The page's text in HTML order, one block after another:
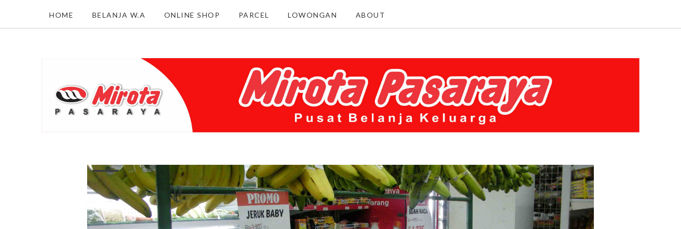
HOME BELANJA W.A ONLINE SHOP PARCEL LOWONGAN ABOUT